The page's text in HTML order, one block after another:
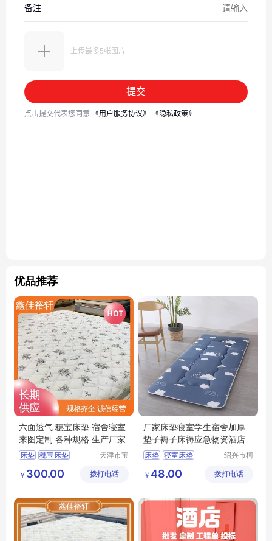
优品推荐
六面透气 穗宝床垫 宿舍寝室
来图定制 各种规格 生产厂家
床垫 穗宝床垫
席梦思弹簧垫
天津市宝
裕轩床垫
￥ 300.00 拨打电话
厂家床垫寝室学生宿舍加厚
垫子褥子床褥应急物资酒店
床垫 寝室床垫
绍兴市柯
轻纺城黄
￥ 48.00 拨打电话